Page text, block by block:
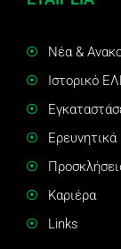
Νέα &
Ιστορικό
Καριέρα
Links